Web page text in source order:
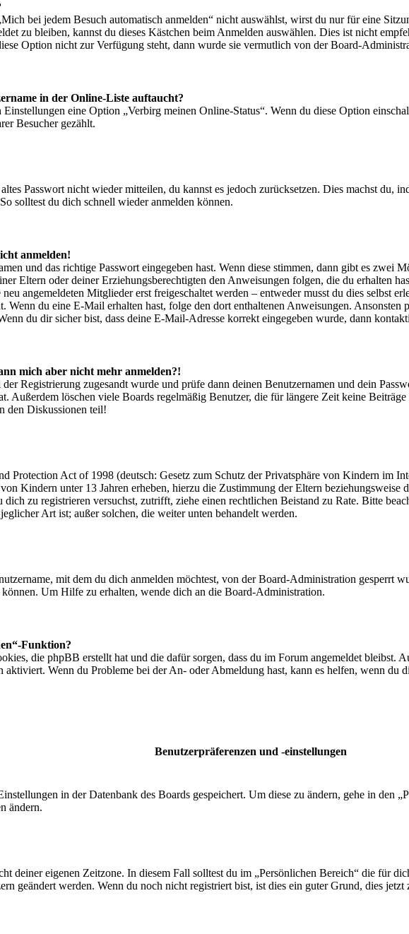
bei jedem Besuch automatisch anmelden“ nicht auswählst, wirst du nur für eine
zu bleiben, kannst du dieses Kästchen beim Anmelden auswählen. Dies ist nicht
Option nicht zur Verfügung steht, dann wurde sie vermutlich von der Board-
in der Online-Liste auftaucht?
eine Option „Verbirg meinen Online-Status“. Wenn du diese Option
Besucher gezählt.
Passwort nicht wieder mitteilen, du kannst es jedoch zurücksetzen. Dies machst du,
solltest du dich schnell wieder anmelden können.
anmelden!
und das richtige Passwort eingegeben hast. Wenn diese stimmen, dann gibt es zwei
Eltern oder deiner Erziehungsberechtigten den Anweisungen folgen, die du erhalten
angemeldeten Mitglieder erst freigeschaltet werden – entweder musst du dies selbst
du eine E-Mail erhalten hast, folge den dort enthaltenen Anweisungen.
du dir sicher bist, dass deine E-Mail-Adresse korrekt eingegeben wurde, dann
mich aber nicht mehr anmelden?!
Registrierung zugesandt wurde und prüfe dann deinen Benutzernamen und dein
Außerdem löschen viele Boards regelmäßig Benutzer, die für längere Zeit keine
den Diskussionen teil!
Protection Act of 1998 (deutsch: Gesetz zum Schutz der Privatsphäre von Kindern im
Kindern unter 13 Jahren erheben, hierzu die Zustimmung der Eltern beziehungsweise
zu registrieren versuchst, zutrifft, ziehe einen rechtlichen Beistand zu Rate. Bitte
Art ist; außer solchen, die weiter unten behandelt werden.
mit dem du dich anmelden möchtest, von der Board-Administration gesperrt
Um Hilfe zu erhalten, wende dich an die Board-Administration.
Funktion?
die phpBB erstellt hat und die dafür sorgen, dass du im Forum angemeldet bleibst.
aktiviert. Wenn du Probleme bei der An- oder Abmeldung hast, kann es helfen, wenn du
Benutzerpräferenzen und -einstellungen
in der Datenbank des Boards gespeichert. Um diese zu ändern, gehe in den
ändern.
deiner eigenen Zeitzone. In diesem Fall solltest du im „Persönlichen Bereich“ die für
geändert werden. Wenn du noch nicht registriert bist, ist dies ein guter Grund, dies jetzt